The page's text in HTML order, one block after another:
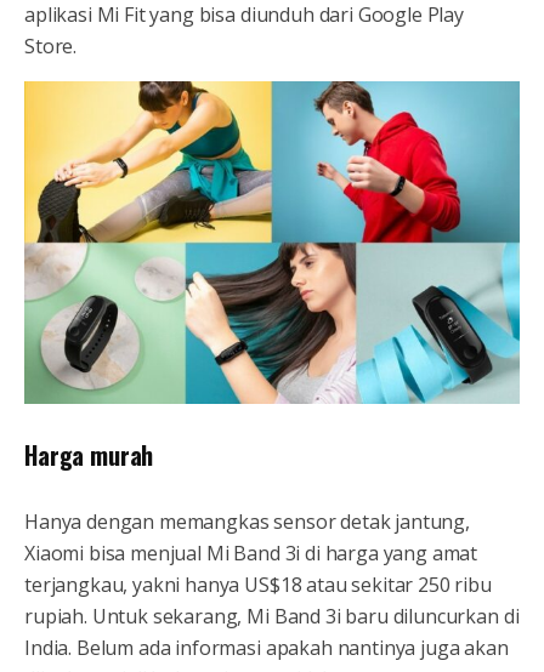
aplikasi Mi Fit yang bisa diunduh dari Google Play
Store.
Harga murah
Hanya dengan memangkas sensor detak jantung,
Xiaomi bisa menjual Mi Band 3i di harga yang amat
terjangkau, yakni hanya US$18 atau sekitar 250 ribu
rupiah. Untuk sekarang, Mi Band 3i baru diluncurkan di
India. Belum ada informasi apakah nantinya juga akan